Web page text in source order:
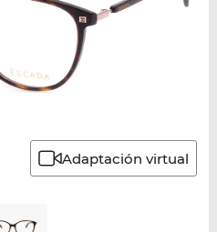
Adaptación virtual